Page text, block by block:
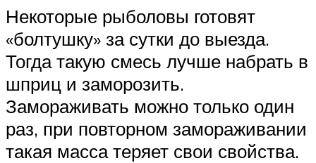
Некоторые рыболовы готовят
«болтушку» за сутки до выезда.
Тогда такую смесь лучше набрать в
шприц и заморозить.
Замораживать можно только один
раз, при повторном замораживании
такая масса теряет свои свойства.